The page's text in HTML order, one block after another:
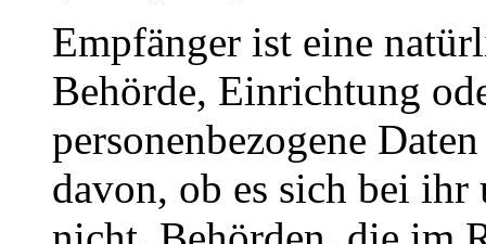
Empfänger ist eine
Behörde, Einrichtung
personenbezogene
davon, ob es sich bei